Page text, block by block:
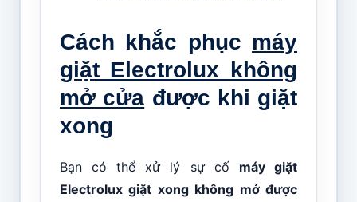
Cách khắc phục máy
giặt Electrolux không
mở cửa được khi giặt
xong
Bạn có thể xử lý sự cố máy giặt
Electrolux giặt xong không mở được